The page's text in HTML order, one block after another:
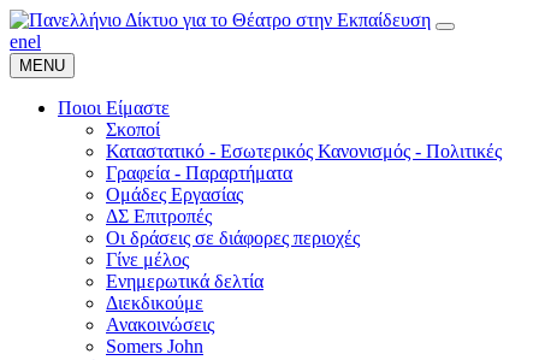
enel
MENU
Ποιοι Είμαστε
Σκοποί
Καταστατικό - Εσωτερικός Κανονισμός - Πολιτικές
Γραφεία - Παραρτήματα
Ομάδες Εργασίας
ΔΣ Επιτροπές
Οι δράσεις σε διάφορες περιοχές
Γίνε μέλος
Ενημερωτικά δελτία
Διεκδικούμε
Ανακοινώσεις
Somers John